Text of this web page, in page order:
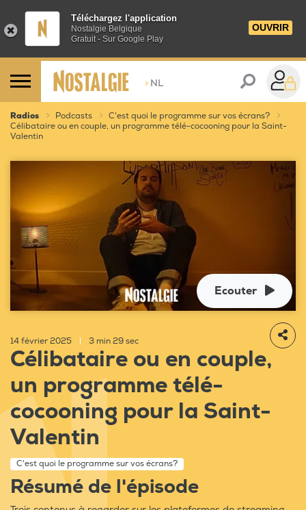
Téléchargez l'application
Nostalgie Belgique
Gratuit - Sur Google Play
OUVRIR
> NL
Radios Podcasts
C'est quoi le programme sur vos écrans?
Célibataire ou en couple, un programme télé-cocooning pour la Saint-
Valentin
Ecouter
14 février 2025 3 min 29 sec
Célibataire ou en couple,
un programme télé-
cocooning pour la Saint-
Valentin
C'est quoi le programme sur vos écrans?
Résumé de l'épisode